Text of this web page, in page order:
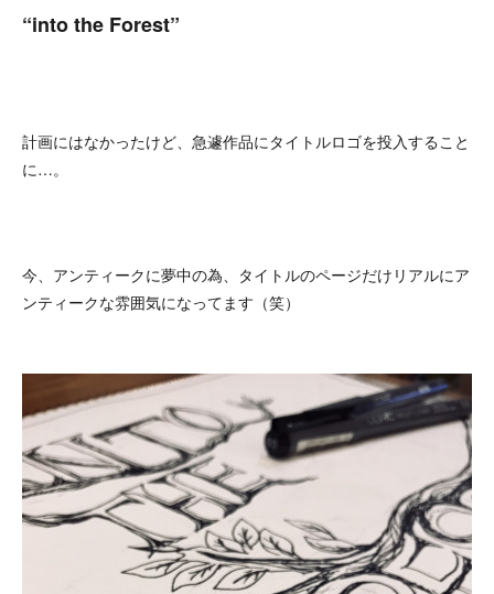
“into the Forest”
計画にはなかったけど、急遽作品にタイトルロゴを投入すること
に…。
今、アンティークに夢中の為、タイトルのページだけリアルにア
ンティークな雰囲気になってます（笑）